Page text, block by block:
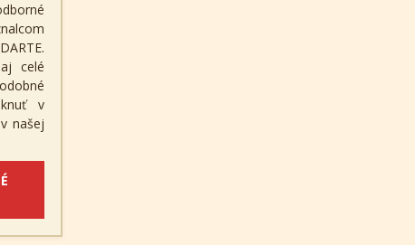
celé
v
našej